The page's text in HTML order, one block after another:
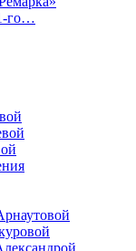
го…